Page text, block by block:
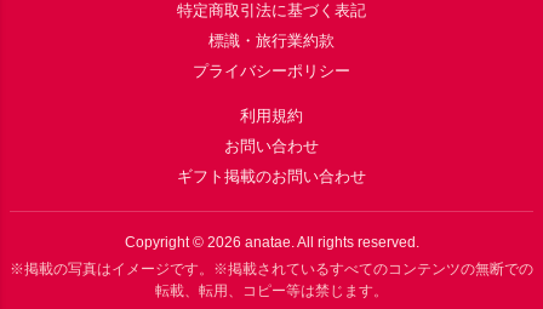
特定商取引法に基づく表記
標識・旅行業約款
プライバシーポリシー
利用規約
お問い合わせ
ギフト掲載のお問い合わせ
Copyright © 2026 anatae. All rights reserved.
※掲載の写真はイメージです。※掲載されているすべてのコンテンツの無断での
転載、転用、コピー等は禁じます。